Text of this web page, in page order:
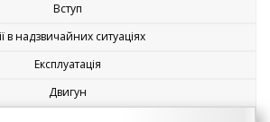
Вступ
в надзвичайних ситуаціях
Експлуатація
Двигун